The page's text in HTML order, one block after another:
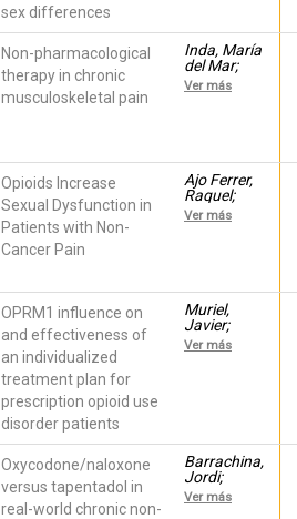
sex differences
Cristian;
Morales,
Domingo;
Peiró, Ana
Non-pharmacological
therapy in chronic
musculoskeletal pain
Inda, María
del Mar;
Margarit,
César;
Esperanza;
Mateu,
Marga;
Martínez,
Evan;
Ballester,
Pura;
Barrachina,
Jordi;
Ver más
Opioids Increase
Sexual Dysfunction in
Patients with Non-
Cancer Pain
Ajo Ferrer,
Raquel;
Segura,
Ana; inda,
Beatriz;
Martínez,
Luz;
Ferrández,
Guillermina;
Peiró, Ana
María
Ver más
OPRM1 influence on
and effectiveness of
an individualized
treatment plan for
prescription opioid use
disorder patients
Muriel,
Javier;
Margarit,
César;
Carmen;
Inda, María
del Mar;
Cutillas,
Ver más
Oxycodone/naloxone
versus tapentadol in
real-world chronic non-
Barrachina,
Jordi;
Margarit,
César;
Ver más